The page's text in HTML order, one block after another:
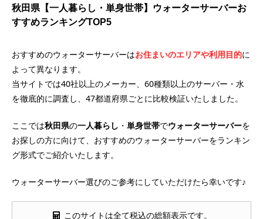
秋田県【一人暮らし・単身世帯】ウォーターサーバーお
すすめランキングTOP5
おすすめのウォーターサーバーはお住まいのエリアや利用目的に
よって異なります。
当サイトでは40社以上のメーカー、60種類以上のサーバー・水
を徹底的に調査し、47都道府県ごとに比較検証いたしました。
ここでは秋田県の一人暮らし ・ 単身世帯でウォーターサーバーを
お探しの方に向けて、おすすめのウォーターサーバーをランキン
グ形式でご紹介いたします。
ウォーターサーバー選びのご参考にしていただけたら幸いです♪
このサイトは全て税込の総額表示です。